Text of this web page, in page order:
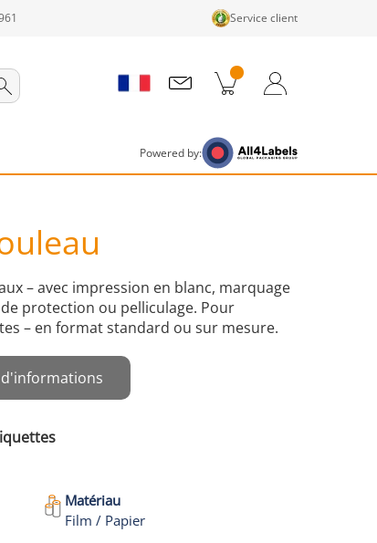
Service client
Powered by:
– avec impression en blanc, marquage
protection ou pelliculage. Pour
– en format standard ou sur mesure.
d'informations
Matériau
Film / Papier